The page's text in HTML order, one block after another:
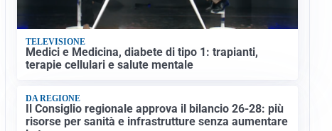
TELEVISIONE
Medici e Medicina, diabete di tipo 1: trapianti,
terapie cellulari e salute mentale
DA REGIONE
Il Consiglio regionale approva il bilancio 26-28: più
risorse per sanità e infrastrutture senza aumentare